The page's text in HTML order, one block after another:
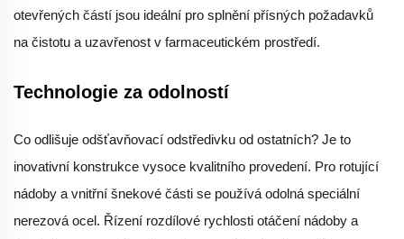
otevřených částí jsou ideální pro splnění přísných požadavků
na čistotu a uzavřenost v farmaceutickém prostředí.
Technologie za odolností
Co odlišuje odšťavňovací odstředivku od ostatních? Je to
inovativní konstrukce vysoce kvalitního provedení. Pro rotující
nádoby a vnitřní šnekové části se používá odolná speciální
nerezová ocel. Řízení rozdílové rychlosti otáčení nádoby a